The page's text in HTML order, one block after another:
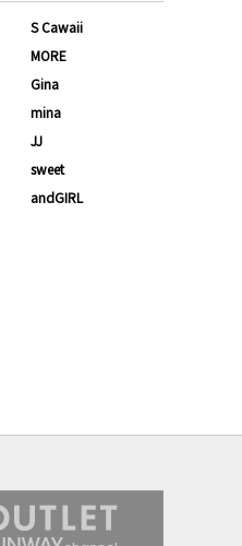
S Cawaii
MORE
Gina
mina
JJ
sweet
andGIRL